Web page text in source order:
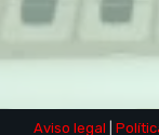
Aviso legal